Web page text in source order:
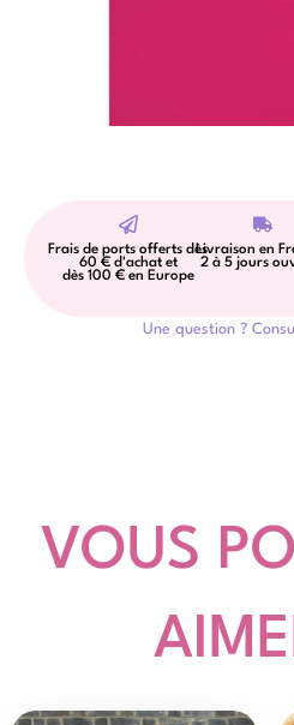
Frais de ports offerts dès
60 € d'achat et
dès 100 € en Europe
Livraison en
2 à 5 jours
Une question ?
VOUS